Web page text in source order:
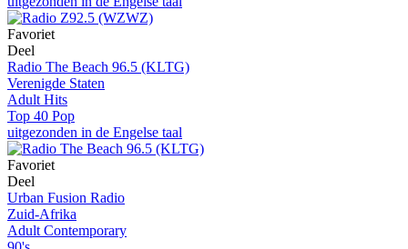
Favoriet
Deel
Radio The Beach 96.5 (KLTG)
Verenigde Staten
Adult Hits
Top 40 Pop
uitgezonden in de Engelse taal
Favoriet
Deel
Urban Fusion Radio
Zuid-Afrika
Adult Contemporary